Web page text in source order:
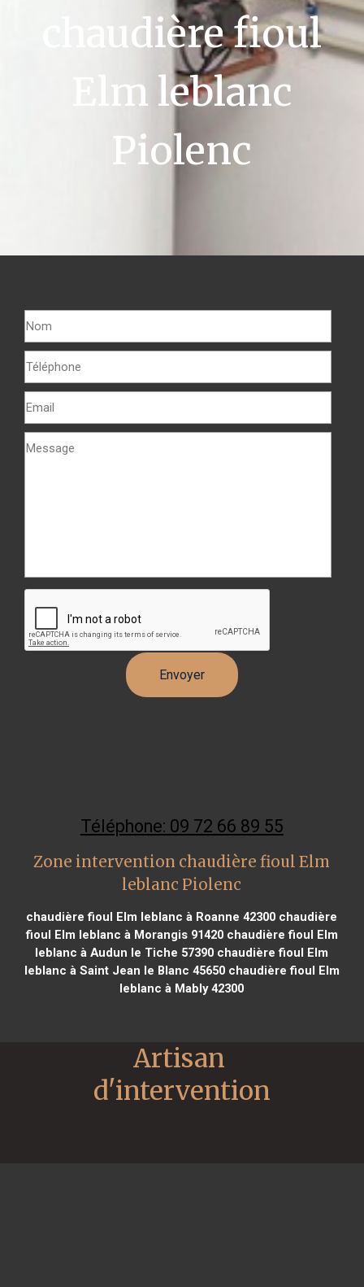
chaudière fioul
Elm leblanc
Piolenc
Téléphone: 09 72 66 89 55
Zone intervention chaudière fioul Elm
leblanc Piolenc
chaudière fioul Elm leblanc à Roanne 42300 chaudière
fioul Elm leblanc à Morangis 91420chaudière fioul Elm
leblanc à Audun le Tiche 57390 chaudière fioul Elm
leblanc à Saint Jean le Blanc 45650chaudière fioul Elm
leblanc à Mably 42300
Artisan
d'intervention